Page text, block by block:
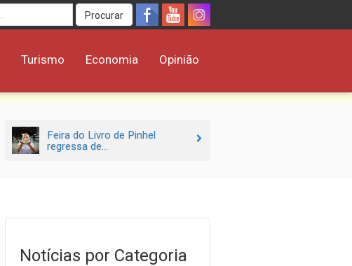
Procurar
Turismo Economia Opinião
Feira do Livro de Pinhel
regressa de...
Notícias por Categoria